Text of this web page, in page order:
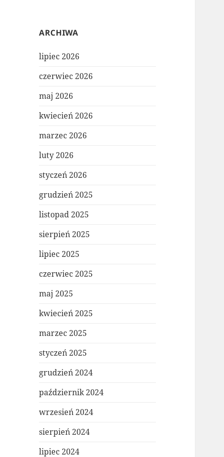
ARCHIWA
lipiec 2026
czerwiec 2026
maj 2026
kwiecień 2026
marzec 2026
luty 2026
styczeń 2026
grudzień 2025
listopad 2025
sierpień 2025
lipiec 2025
czerwiec 2025
maj 2025
kwiecień 2025
marzec 2025
styczeń 2025
grudzień 2024
październik 2024
wrzesień 2024
sierpień 2024
lipiec 2024